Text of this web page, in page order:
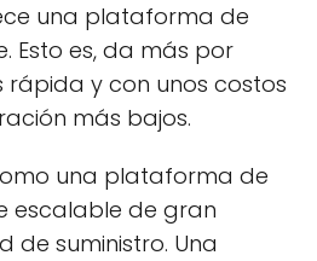
una plataforma de
Esto es, da más por
rápida y con unos costos
más bajos.
una plataforma de
escalable de gran
de suministro. Una